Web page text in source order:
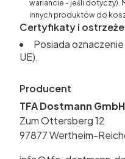
wariancie - jeśli dotyczy).
innych produktów do
Certyfikaty i
Posiada
UE).
Producent
TFA Dostmann
Zum Ottersberg 12
97877 Wertheim-